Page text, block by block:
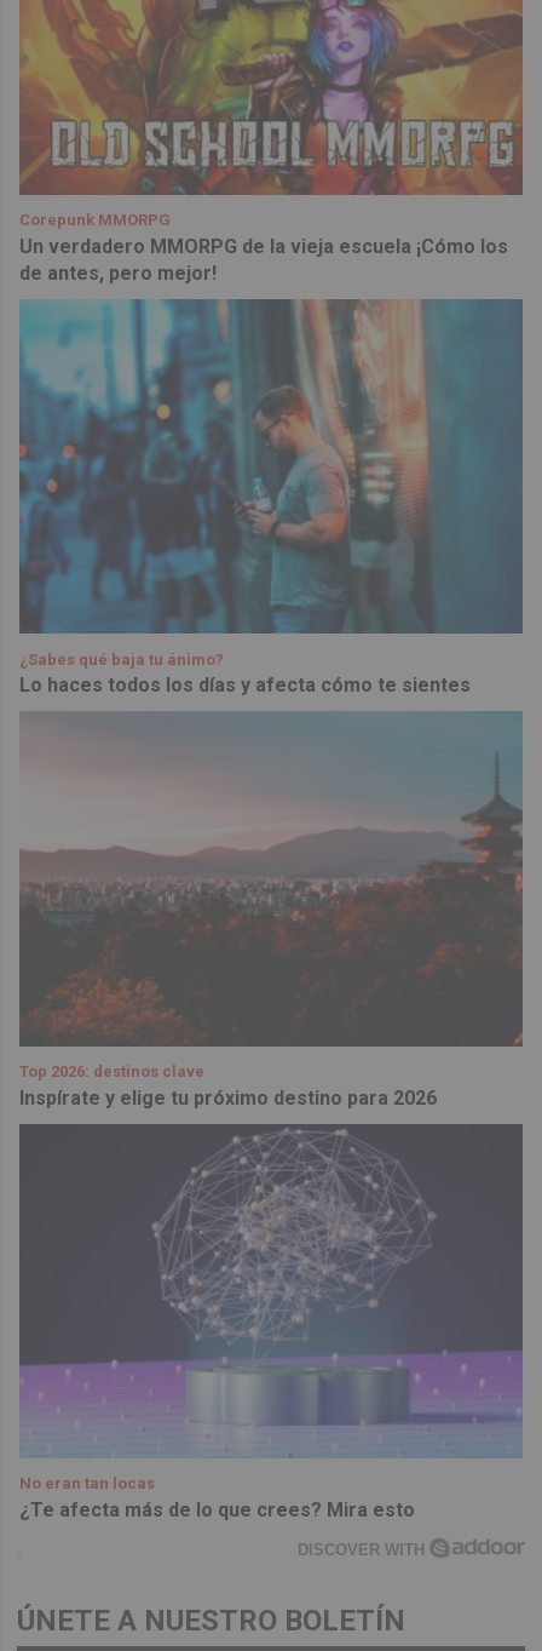
Corepunk MMORPG
Un verdadero MMORPG de la vieja escuela ¡Cómo los
de antes, pero mejor!
¿Sabes qué baja tu ánimo?
Lo haces todos los días y afecta cómo te sientes
Top 2026: destinos clave
Inspírate y elige tu próximo destino para 2026
No eran tan locas
¿Te afecta más de lo que crees? Mira esto
DISCOVER WITH
ÚNETE A NUESTRO BOLETÍN